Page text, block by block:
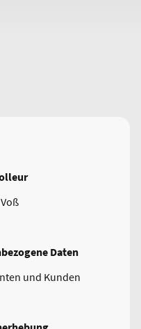
Daten
und Kunden